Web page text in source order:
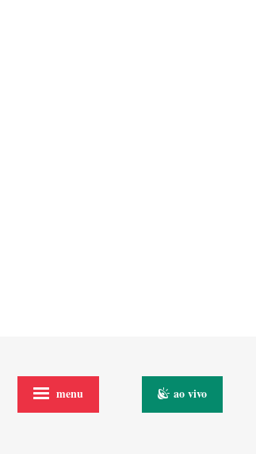
menu ao vivo